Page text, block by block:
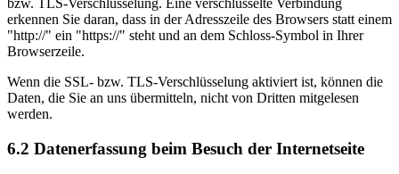
erkennen Sie daran, dass in der Adresszeile des Browsers statt einem
"http://" ein "https://" steht und an dem Schloss-Symbol in Ihrer
Browserzeile.
Wenn die SSL- bzw. TLS-Verschlüsselung aktiviert ist, können die
Daten, die Sie an uns übermitteln, nicht von Dritten mitgelesen
werden.
6.2 Datenerfassung beim Besuch der Internetseite